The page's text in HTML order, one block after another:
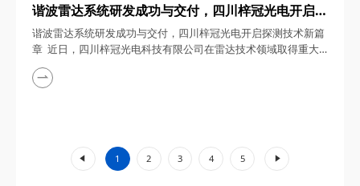
谐波雷达系统研发成功与交付，四川梓冠光电开启探
测技术新篇章
谐波雷达系统研发成功与交付，四川梓冠光电开启探测技术新篇
章 近日，四川梓冠光电科技有限公司在雷达技术领域取得重大
突破，其自主研发的谐波雷达系统成功完成研发并顺利交付使
用。这一成果不仅彰显了企业在光电技术领域的深厚积累，更为
1 2 3 4 5